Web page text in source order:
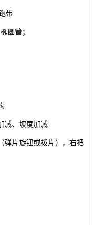
带
圆管；
减、坡度加减
弹片旋钮或拨片），右把